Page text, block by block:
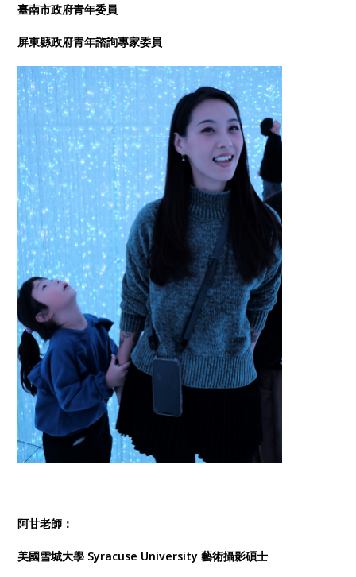
臺南市政府青年委員
屏東縣政府青年諮詢專家委員
阿甘老師：
美國雪城大學 Syracuse University 藝術攝影碩士